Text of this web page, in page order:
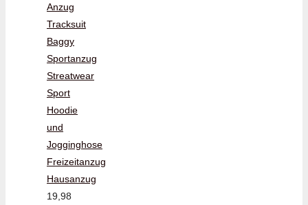
Anzug
Tracksuit
Baggy
Sportanzug
Streatwear
Sport
Hoodie
und
Jogginghose
Freizeitanzug
Hausanzug
19,98